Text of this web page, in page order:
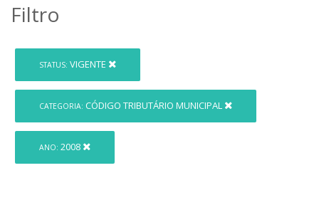
Filtro
STATUS: VIGENTE
CATEGORIA: CÓDIGO TRIBUTÁRIO MUNICIPAL
ANO: 2008